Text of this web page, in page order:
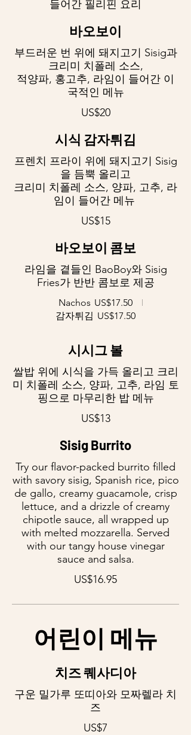
들어간 필리핀 요리
바오보이
부드러운 번 위에 돼지고기 Sisig과
크리미 치폴레 소스,
적양파, 홍고추, 라임이 들어간 이
국적인 메뉴
US$20
시식 감자튀김
프렌치 프라이 위에 돼지고기 Sisig
을 듬뿍 올리고
크리미 치폴레 소스, 양파, 고추, 라
임이 들어간 메뉴
US$15
바오보이 콤보
라임을 곁들인 BaoBoy와 Sisig
Fries가 반반 콤보로 제공
Nachos US$17.50
감자튀김 US$17.50
시시그 볼
쌀밥 위에 시식을 가득 올리고 크리
미 치폴레 소스, 양파, 고추, 라임 토
핑으로 마무리한 밥 메뉴
US$13
Sisig Burrito
Try our flavor-packed burrito filled
with savory sisig, Spanish rice, pico
de gallo, creamy guacamole, crisp
lettuce, and a drizzle of creamy
chipotle sauce, all wrapped up
with melted mozzarella. Served
with our tangy house vinegar
sauce and salsa.
US$16.95
어린이 메뉴
치즈 퀘사디아
구운 밀가루 또띠아와 모짜렐라 치
즈
US$7